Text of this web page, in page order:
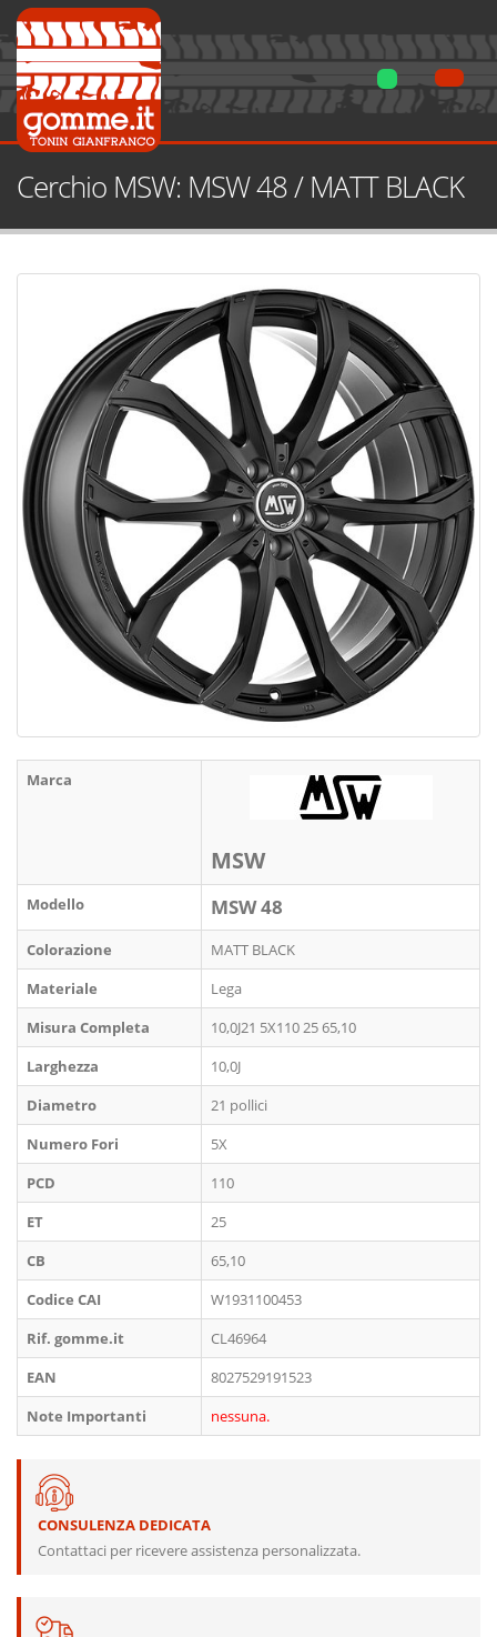
Cerchio MSW: MSW 48 / MATT BLACK
Marca
MSW
Modello MSW 48
Colorazione
MATT BLACK
Materiale
Lega
Misura Completa
10,0J21 5X110 25 65,10
Larghezza
10,0J
Diametro
21 pollici
Numero Fori
5X
PCD
110
ET
25
CB
65,10
Codice CAI
W1931100453
Rif. gomme.it
CL46964
EAN
8027529191523
Note Importanti
nessuna.
CONSULENZA DEDICATA
Contattaci per ricevere assistenza personalizzata.